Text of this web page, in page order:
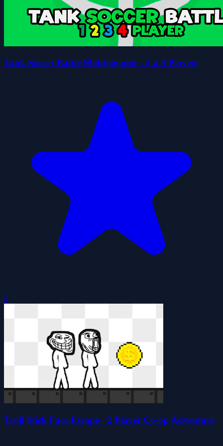
Tank Soccer Battle Multijogador - 2 a 4 Players
0
Troll Stick Face Escape - 2 Player Co-op Adventure